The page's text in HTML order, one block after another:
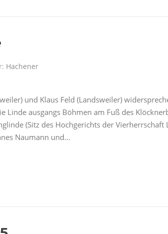
Hachener
und Klaus Feld (Landsweiler)
Linde ausgangs Böhmen am Fuß des
(Sitz des Hochgerichts der Vierherrschaft
Naumann und…